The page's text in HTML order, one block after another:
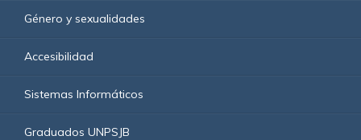
Género y sexualidades
Accesibilidad
Sistemas Informáticos
Graduados UNPSJB